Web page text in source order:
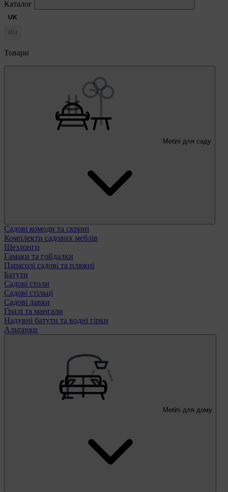
Каталог
UK
RU
Товари
Меблі для саду
Садові комоди та скрині
Комплекти садових меблів
Шезлонги
Гамаки та гойдалки
Парасолі садові та пляжні
Батути
Садові столи
Садові стільці
Садові лавки
Грилі та мангали
Надувні батути та водні гірки
Альтанки
Меблі для дому